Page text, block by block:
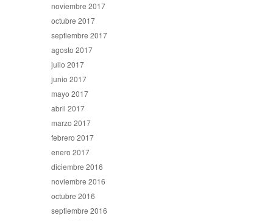
noviembre 2017
octubre 2017
septiembre 2017
agosto 2017
julio 2017
junio 2017
mayo 2017
abril 2017
marzo 2017
febrero 2017
enero 2017
diciembre 2016
noviembre 2016
octubre 2016
septiembre 2016